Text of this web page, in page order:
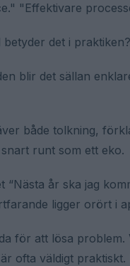
"Effektivare
betyder det i
blir det sällan
både tolkning,
runt som ett eko.
“Nästa år ska jag
ligger orört i
för att lösa
ofta väldigt